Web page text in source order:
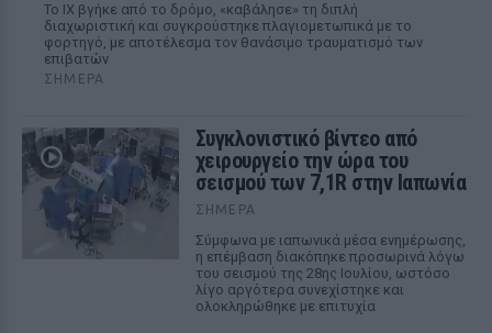
Το ΙΧ βγήκε από το δρόμο, «καβάλησε» τη διπλή
διαχωριστική και συγκρούστηκε πλαγιομετωπικά με το
φορτηγό, με αποτέλεσμα τον θανάσιμο τραυματισμό των
επιβατών
ΣΉΜΕΡΑ
Συγκλονιστικό βίντεο από
χειρουργείο την ώρα του
σεισμού των 7,1R στην Ιαπωνία
ΣΉΜΕΡΑ
Σύμφωνα με ιαπωνικά μέσα ενημέρωσης,
η επέμβαση διακόπηκε προσωρινά λόγω
του σεισμού της 28ης Ιουλίου, ωστόσο
λίγο αργότερα συνεχίστηκε και
ολοκληρώθηκε με επιτυχία